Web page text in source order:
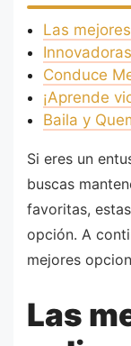
Las
Conduce
¡Aprende
Baila y
Si eres un
buscas
favoritas,
opción. A
mejores
Las